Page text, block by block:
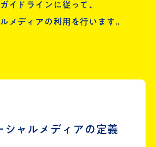
イドラインに従って、
メディアの利用を行います。
シャルメディアの定義